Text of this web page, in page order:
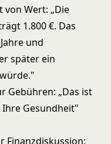
von Wert: „Die
1.800 €. Das
und
später ein
Gebühren: „Das ist
Gesundheit"
Finanzdiskussion: